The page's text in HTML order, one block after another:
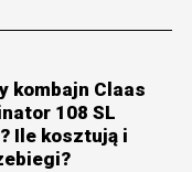
kombajn Claas
108 SL
Ile kosztują i